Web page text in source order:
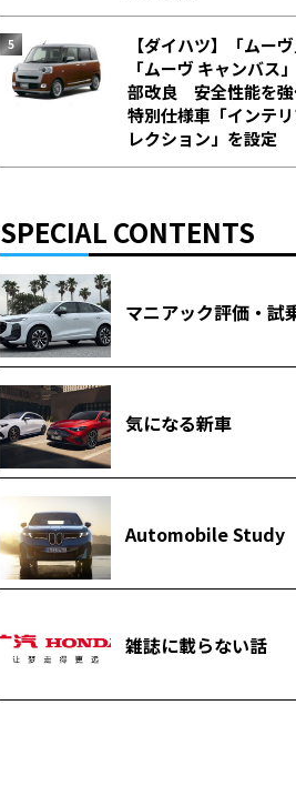
【ダイハツ】「ムーヴ
「ムーヴ キャンバス
部改良 安全性能を強
特別仕様車「インテ
レクション」を設定
SPECIAL CONTENTS
マニアック評価・試
気になる新車
Automobile Study
雑誌に載らない話